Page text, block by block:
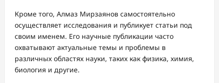
Кроме того, Алмаз Мирзаянов самостоятельно
осуществляет исследования и публикует статьи под
своим именем. Его научные публикации часто
охватывают актуальные темы и проблемы в
различных областях науки, таких как физика, химия,
биология и другие.